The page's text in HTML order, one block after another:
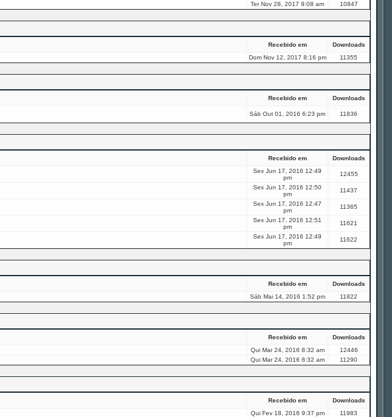
Ter Nov 28, 2017 9:08 am 10847
Recebido em
Downloads
Dom Nov 12, 2017 8:16 pm 11355
Recebido em
Downloads
Sáb Out 01, 2016 6:23 pm 11836
Recebido em
Downloads
Sex Jun 17, 2016 12:49
pm
12455
Sex Jun 17, 2016 12:50
pm
11437
Sex Jun 17, 2016 12:47
pm
11365
Sex Jun 17, 2016 12:51
pm
11621
Sex Jun 17, 2016 12:49
pm
11622
Recebido em
Downloads
Sáb Mai 14, 2016 1:52 pm 11822
Recebido em
Downloads
Qui Mar 24, 2016 8:32 am
12446
Qui Mar 24, 2016 8:32 am 11290
Recebido em
Downloads
Qui Fev 18, 2016 9:37 pm 11983